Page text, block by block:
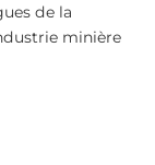
de la
minière